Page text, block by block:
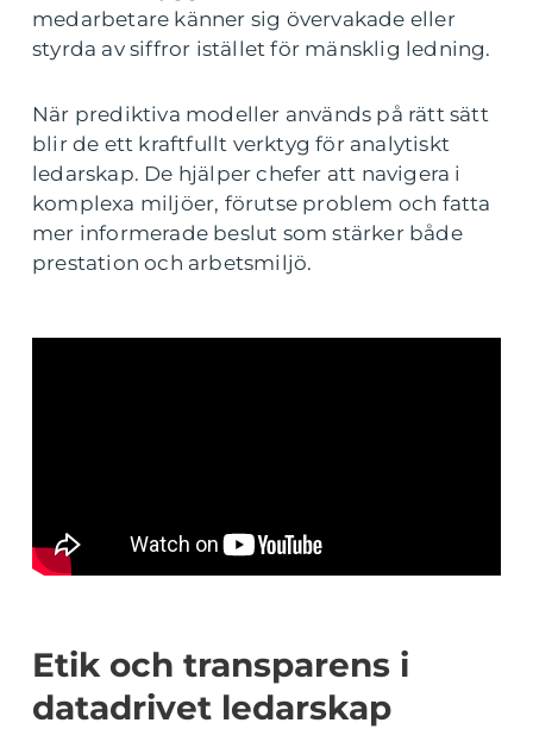
medarbetare känner sig övervakade eller
styrda av siffror istället för mänsklig ledning.
När prediktiva modeller används på rätt sätt
blir de ett kraftfullt verktyg för analytiskt
ledarskap. De hjälper chefer att navigera i
komplexa miljöer, förutse problem och fatta
mer informerade beslut som stärker både
prestation och arbetsmiljö.
Etik och transparens i
datadrivet ledarskap